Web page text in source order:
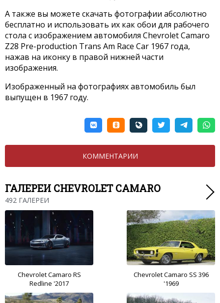
А также вы можете скачать фотографии абсолютно
бесплатно и использовать их как обои для рабочего
стола с изображением автомобиля Chevrolet Camaro
Z28 Pre-production Trans Am Race Car 1967 года,
нажав на иконку в правой нижней части
изображения.
Изображенный на фотографиях автомобиль был
выпущен в 1967 году.
КОММЕНТАРИИ
ГАЛЕРЕИ CHEVROLET CAMARO
492 ГАЛЕРЕИ
Chevrolet Camaro RS
Redline '2017
Chevrolet Camaro SS 396
'1969